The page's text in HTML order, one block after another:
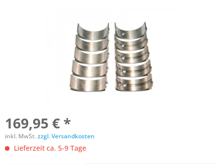
169,95 € *
inkl. MwSt.zzgl. Versandkosten
Lieferzeit ca. 5-9 Tage